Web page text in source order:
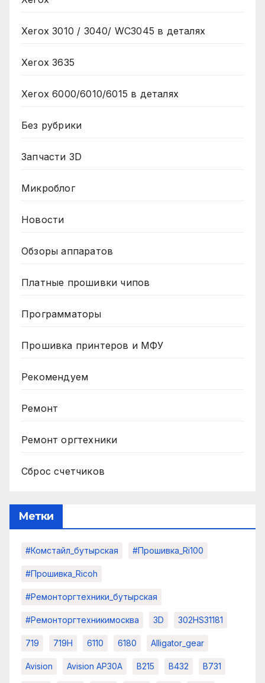
Xerox 3010 / 3040/ WC3045 в деталях
Xerox 3635
Xerox 6000/6010/6015 в деталях
Без рубрики
Запчасти 3D
Микроблог
Новости
Обзоры аппаратов
Платные прошивки чипов
Программаторы
Прошивка принтеров и МФУ
Рекомендуем
Ремонт
Ремонт оргтехники
Сброс счетчиков
Метки
#комстайл_бутырская #прошивка_Ri100
#прошивка_Ricoh
#ремонторгтехники_бутырская
#ремонторгтехникимосква 3D 302HS31181
719 719H 6110 6180 Alligator_gear
Avision Avision AP30A B215 B432 B731